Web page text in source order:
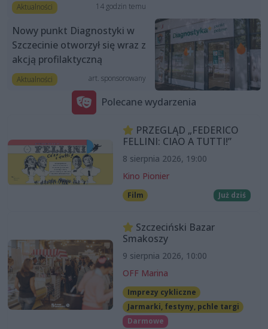
Aktualności 14 godzin temu
Nowy punkt Diagnostyki w
Szczecinie otworzył się wraz z
akcją profilaktyczną
Aktualności art. sponsorowany
Polecane wydarzenia
PRZEGLĄD „FEDERICO
FELLINI: CIAO A TUTTI!”
8 sierpnia 2026, 19:00
Kino Pionier
Film Już dziś
Szczeciński Bazar
Smakoszy
9 sierpnia 2026, 10:00
OFF Marina
Imprezy cykliczne
Jarmarki, festyny, pchle targi
Darmowe